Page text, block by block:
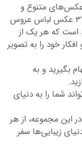
عکس‌های متنوع و
زیبا دعوت می‌کنیم. این مجموعه شامل 37 عکس لباس عروس
است که هر یک از
خود را به تصویر
بگیرید و به
شما را به دنیای
این مجموعه، از هر
زیبایی‌ها سفر